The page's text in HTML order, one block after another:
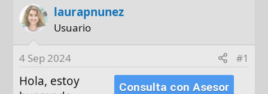
t
o
r
c
e
i
laurapnunez
Usuario
4 Sep 2024 #1
Consulta con Asesor
Hola, estoy